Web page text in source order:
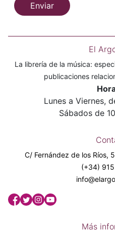
Enviar
El
La librería de la música:
publicaciones
Lunes a Viernes,
Sábados de
C/ Fernández de los Ríos,
(+34)
Más